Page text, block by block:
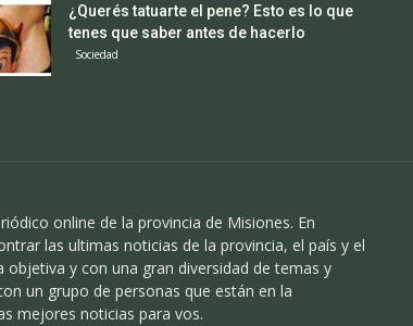
¿Querés tatuarte el pene? Esto es lo que
tenes que saber antes de hacerlo
Sociedad
online de la provincia de Misiones. En
las ultimas noticias de la provincia, el país y el
objetiva y con una gran diversidad de temas y
un grupo de personas que están en la
mejores noticias para vos.